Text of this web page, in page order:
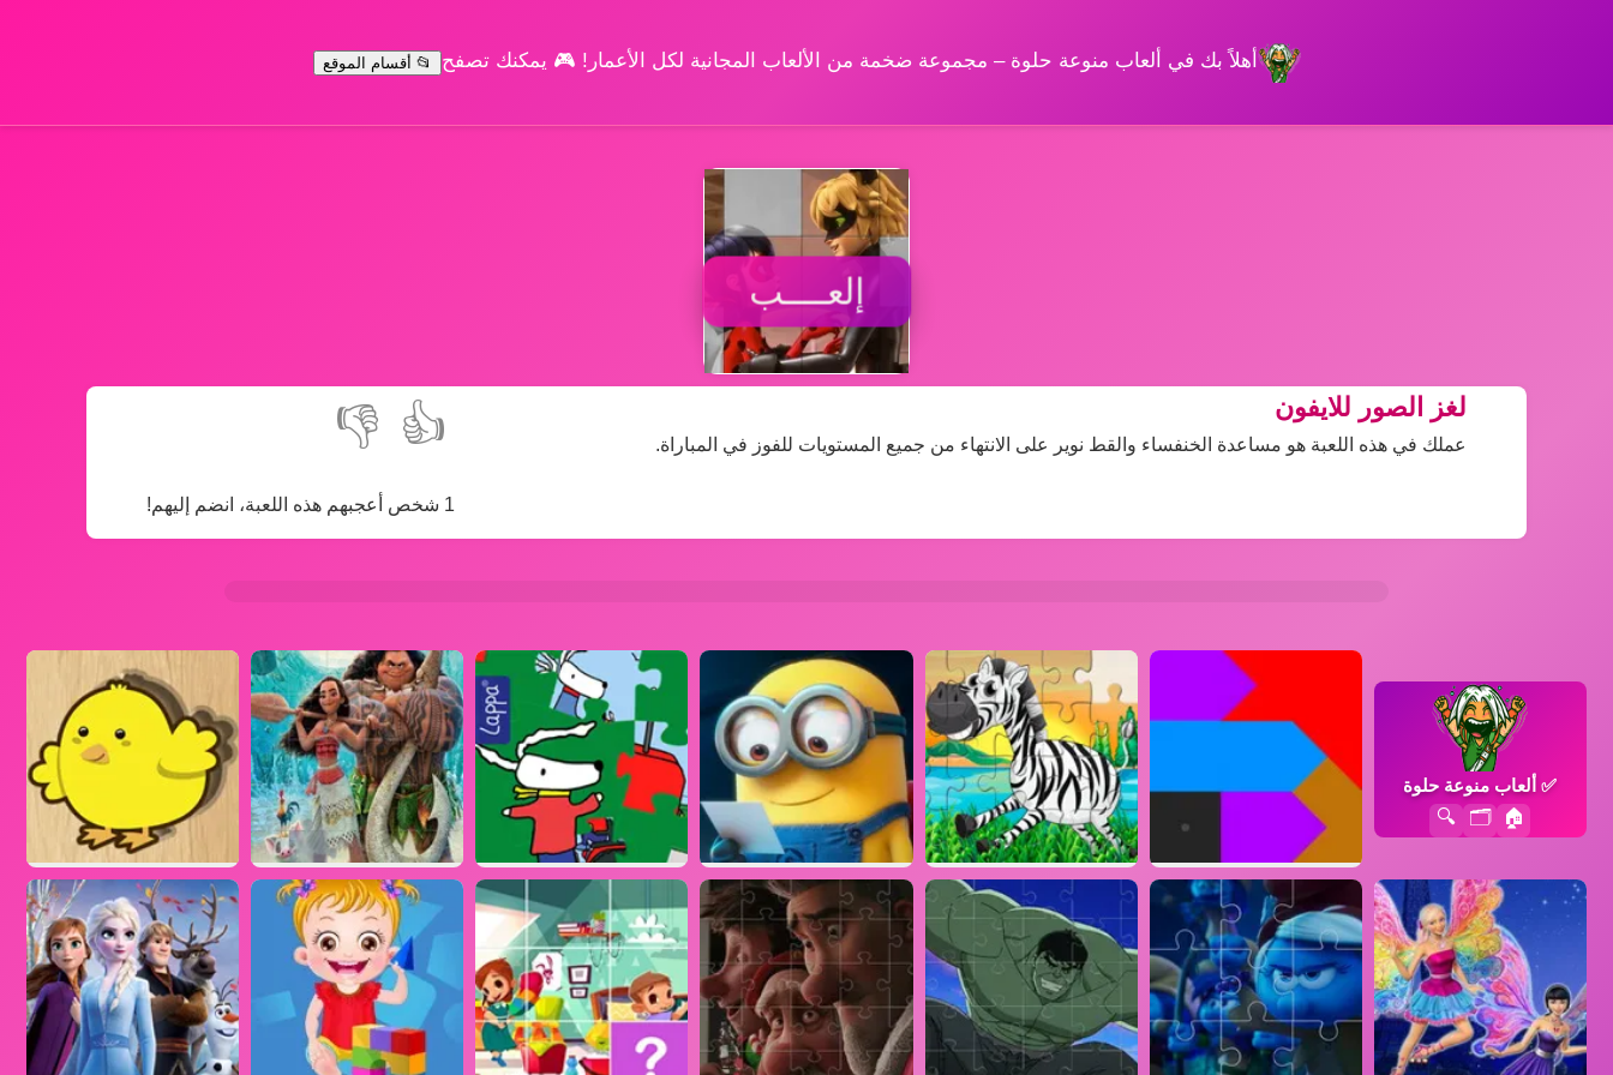
أهلاً بك في ألعاب منوعة حلوة – مجموعة ضخمة من الألعاب المجانية لكل الأعمار! 🎮 يمكنك تصفح 📂 أقسام الموقع
إلعــــب
👍
👎
1 شخص أعجبهم هذه اللعبة، انضم إليهم!
لغز الصور للايفون
عملك في هذه اللعبة هو مساعدة الخنفساء والقط نوير على الانتهاء من جميع المستويات للفوز في المباراة.
✅ألعاب منوعة حلوة
🏠
🗂️
🔍